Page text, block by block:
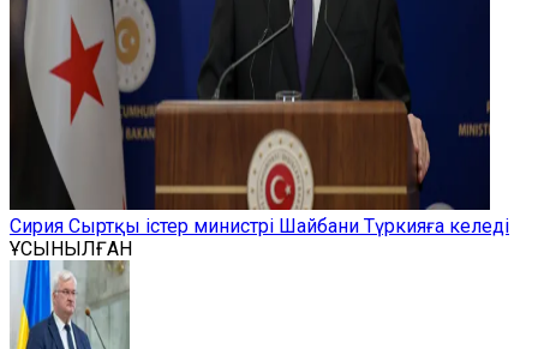
Сирия Сыртқы істер министрі Шайбани Түркияға келеді
ҰСЫНЫЛҒАН